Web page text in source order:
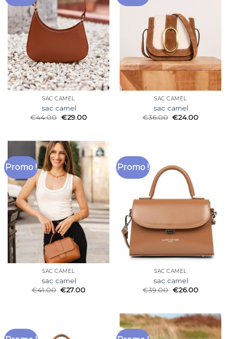
SAC CAMEL
sac camel
€44.00 €29.00
SAC CAMEL
sac camel
€36.00 €24.00
Promo !
SAC CAMEL
sac camel
€41.00 €27.00
Promo !
SAC CAMEL
sac camel
€39.00 €26.00